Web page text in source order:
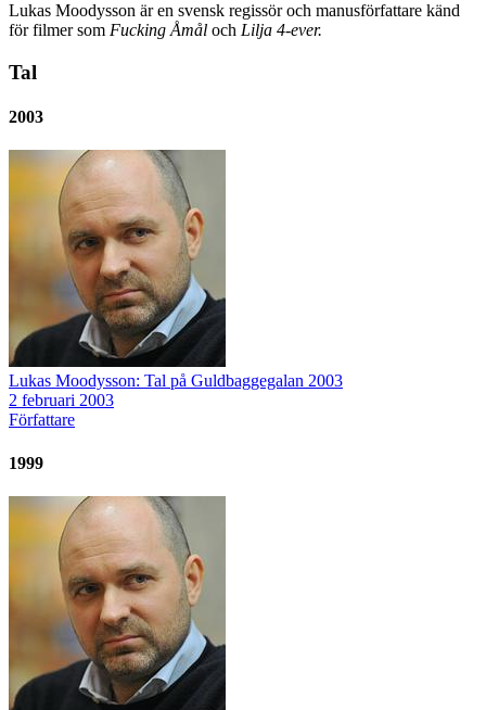
Lukas Moodysson är en svensk regissör och manusförfattare känd
för filmer som Fucking Åmål och Lilja 4-ever.
Tal
2003
Lukas Moodysson: Tal på Guldbaggegalan 2003
2 februari 2003
Författare
1999